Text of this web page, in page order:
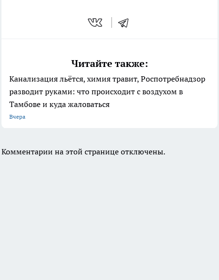
Читайте также:
Канализация льётся, химия травит, Роспотребнадзор
разводит руками: что происходит с воздухом в
Тамбове и куда жаловаться
Вчера
Комментарии на этой странице отключены.